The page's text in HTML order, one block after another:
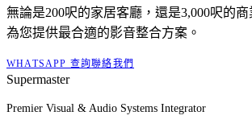
無論是200呎的家居客廳，還是3,000呎的
為您提供最合適的影音整合方案。
WHATSAPP 查詢聯絡我們
Supermaster
Premier Visual & Audio Systems Integrator